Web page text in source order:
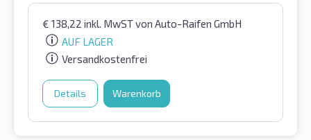
€ 138,22 inkl. MwSTvon Auto-Raifen GmbH
AUF LAGER
Versandkostenfrei
Details Warenkorb